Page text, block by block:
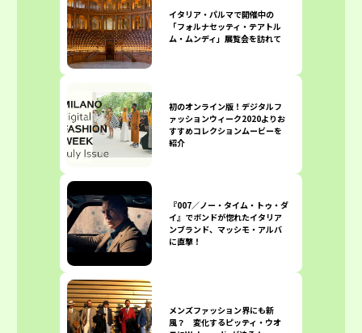
イタリア・パルマで開催中の
「フォルナセッティ・テアトル
ム・ムンディ」展覧会を訪れて
初のオンライン版！デジタルフ
ァッションウィーク2020よりお
すすめコレクションムービーを
紹介
『007／ノー・タイム・トゥ・ダ
イ』でボンドが惚れたイタリア
ンブランド、マッシモ・アルバ
に直撃！
メンズファッション界にも新
風？ 変化するピッティ・ウオ